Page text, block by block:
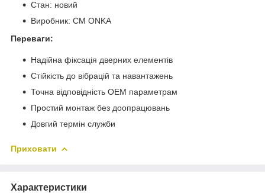
Стан: новий
Виробник: CM ONKA
Переваги:
Надійна фіксація дверних елементів
Стійкість до вібрацій та навантажень
Точна відповідність OEM параметрам
Простий монтаж без доопрацювань
Довгий термін служби
Приховати
Характеристики